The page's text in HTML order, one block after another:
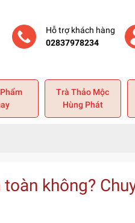
Hỗ trợ khách hàng
02837978234
Trà Thảo Mộc
Hùng Phát
không?